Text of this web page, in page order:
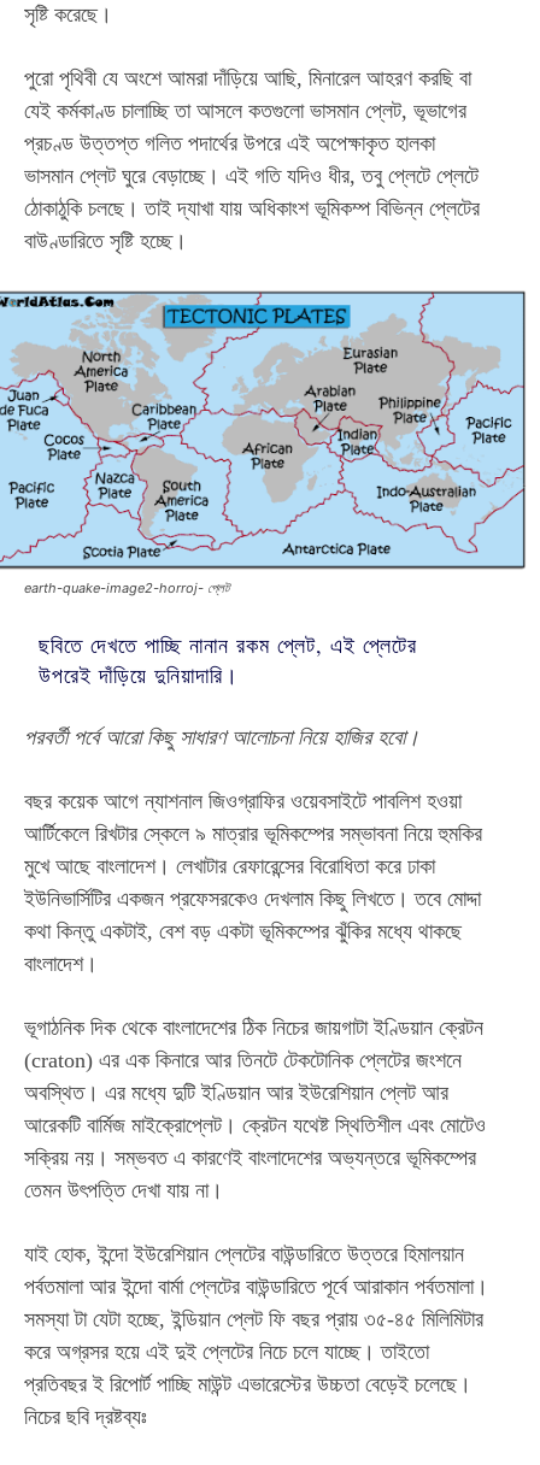
সৃষ্টি করেছে।
পুরো পৃথিবী যে অংশে আমরা দাঁড়িয়ে আছি, মিনারেল আহরণ করছি বা
যেই কর্মকাণ্ড চালাচ্ছি তা আসলে কতগুলো ভাসমান প্লেট, ভূভাগের
প্রচণ্ড উত্তপ্ত গলিত পদার্থের উপরে এই অপেক্ষাকৃত হালকা
ভাসমান প্লেট ঘুরে বেড়াচ্ছে। এই গতি যদিও ধীর, তবু প্লেটে প্লেটে
ঠোকাঠুকি চলছে। তাই দ্যাখা যায় অধিকাংশ ভূমিকম্প বিভিন্ন প্লেটের
বাউণ্ডারিতে সৃষ্টি হচ্ছে।
earth-quake-image2-horroj- প্লেট
ছবিতে দেখতে পাচ্ছি নানান রকম প্লেট, এই প্লেটের
উপরেই দাঁড়িয়ে দুনিয়াদারি।
পরবর্তী পর্বে আরো কিছু সাধারণ আলোচনা নিয়ে হাজির হবো।
বছর কয়েক আগে ন্যাশনাল জিওগ্রাফির ওয়েবসাইটে পাবলিশ হওয়া
আর্টিকেলে রিখটার স্কেলে ৯ মাত্রার ভূমিকম্পের সম্ভাবনা নিয়ে হুমকির
মুখে আছে বাংলাদেশ। লেখাটার রেফারেন্সের বিরোধিতা করে ঢাকা
ইউনিভার্সিটির একজন প্রফেসরকেও দেখলাম কিছু লিখতে। তবে মোদ্দা
কথা কিন্তু একটাই, বেশ বড় একটা ভূমিকম্পের ঝুঁকির মধ্যে থাকছে
বাংলাদেশ।
ভূগাঠনিক দিক থেকে বাংলাদেশের ঠিক নিচের জায়গাটা ইণ্ডিয়ান ক্রেটন
(craton) এর এক কিনারে আর তিনটে টেকটোনিক প্লেটের জংশনে
অবস্থিত। এর মধ্যে দুটি ইণ্ডিয়ান আর ইউরেশিয়ান প্লেট আর
আরেকটি বার্মিজ মাইক্রোপ্লেট। ক্রেটন যথেষ্ট স্থিতিশীল এবং মোটেও
সক্রিয় নয়। সম্ভবত এ কারণেই বাংলাদেশের অভ্যন্তরে ভূমিকম্পের
তেমন উৎপত্তি দেখা যায় না।
যাই হোক, ইন্দো ইউরেশিয়ান প্লেটের বাউন্ডারিতে উত্তরে হিমালয়ান
পর্বতমালা আর ইন্দো বার্মা প্লেটের বাউন্ডারিতে পূর্বে আরাকান পর্বতমালা।
সমস্যা টা যেটা হচ্ছে, ইন্ডিয়ান প্লেট ফি বছর প্রায় ৩৫-৪৫ মিলিমিটার
করে অগ্রসর হয়ে এই দুই প্লেটের নিচে চলে যাচ্ছে। তাইতো
প্রতিবছর ই রিপোর্ট পাচ্ছি মাউন্ট এভারেস্টের উচ্চতা বেড়েই চলেছে।
নিচের ছবি দ্রষ্টব্যঃ